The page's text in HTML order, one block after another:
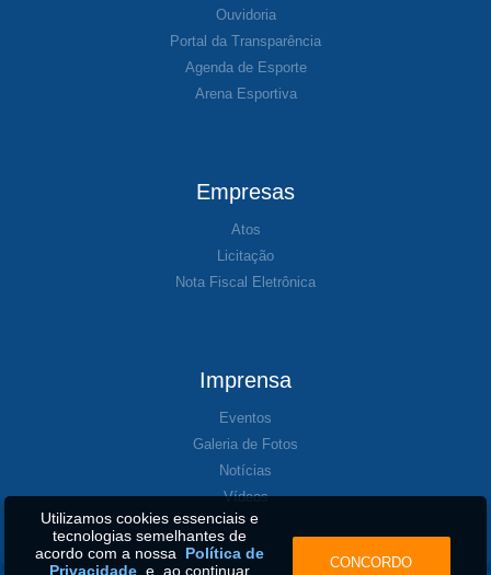
Ouvidoria
Portal da Transparência
Agenda de Esporte
Arena Esportiva
Empresas
Atos
Licitação
Nota Fiscal Eletrônica
Imprensa
Eventos
Galeria de Fotos
Notícias
Vídeos
Utilizamos cookies essenciais e
tecnologias semelhantes de
acordo com a nossa Política de
Privacidadee, ao continuar CONCORDO